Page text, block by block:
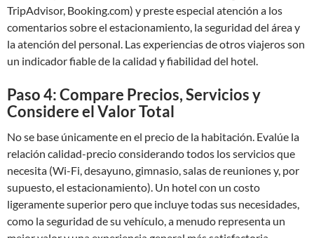
TripAdvisor, Booking.com) y preste especial atención a los
comentarios sobre el estacionamiento, la seguridad del área y
la atención del personal. Las experiencias de otros viajeros son
un indicador fiable de la calidad y fiabilidad del hotel.
Paso 4: Compare Precios, Servicios y
Considere el Valor Total
No se base únicamente en el precio de la habitación. Evalúe la
relación calidad-precio considerando todos los servicios que
necesita (Wi-Fi, desayuno, gimnasio, salas de reuniones y, por
supuesto, el estacionamiento). Un hotel con un costo
ligeramente superior pero que incluye todas sus necesidades,
como la seguridad de su vehículo, a menudo representa un